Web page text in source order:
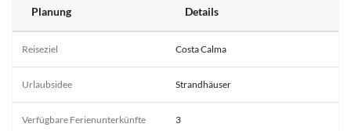
Planung Details
Reiseziel Costa Calma
Urlaubsidee Strandhäuser
Verfügbare Ferienunterkünfte 3